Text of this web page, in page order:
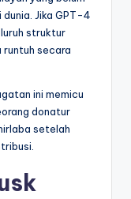
dunia. Jika GPT-4
struktur
runtuh secara
ini memicu
donatur
setelah